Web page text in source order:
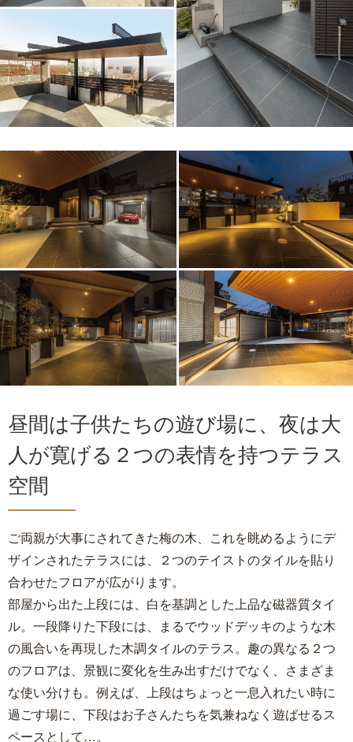
昼間は子供たちの遊び場に、夜は大
人が寛げる２つの表情を持つテラス
空間
ご両親が大事にされてきた梅の木、これを眺めるようにデ
ザインされたテラスには、２つのテイストのタイルを貼り
合わせたフロアが広がります。
部屋から出た上段には、白を基調とした上品な磁器質タイ
ル。一段降りた下段には、まるでウッドデッキのような木
の風合いを再現した木調タイルのテラス。趣の異なる２つ
のフロアは、景観に変化を生み出すだけでなく、さまざま
な使い分けも。例えば、上段はちょっと一息入れたい時に
過ごす場に、下段はお子さんたちを気兼ねなく遊ばせるス
ペースとして…。